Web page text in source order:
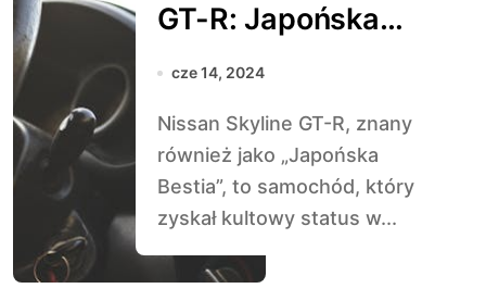
GT-R: Japońska
Bestia
cze 14, 2024
Nissan Skyline GT-R, znany
również jako „Japońska
Bestia”, to samochód, który
zyskał kultowy status w...